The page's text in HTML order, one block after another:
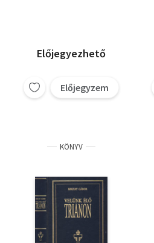
Előjegyezhető
Előjegyzem
KÖNYV